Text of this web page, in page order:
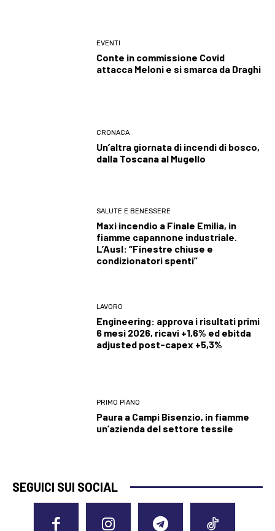
EVENTI
Conte in commissione Covid
attacca Meloni e si smarca da Draghi
CRONACA
Un’altra giornata di incendi di bosco,
dalla Toscana al Mugello
SALUTE E BENESSERE
Maxi incendio a Finale Emilia, in
fiamme capannone industriale.
L’Ausl: “Finestre chiuse e
condizionatori spenti”
LAVORO
Engineering: approva i risultati primi
6 mesi 2026, ricavi +1,6% ed ebitda
adjusted post-capex +5,3%
PRIMO PIANO
Paura a Campi Bisenzio, in fiamme
un’azienda del settore tessile
SEGUICI SUI SOCIAL